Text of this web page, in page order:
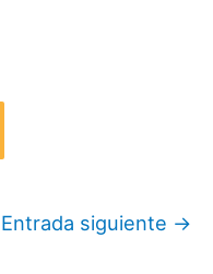
Entrada siguiente →